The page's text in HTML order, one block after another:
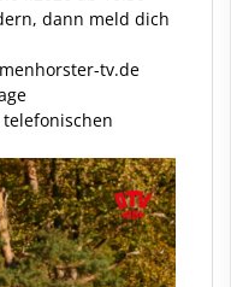
dann meld dich
-tv.de